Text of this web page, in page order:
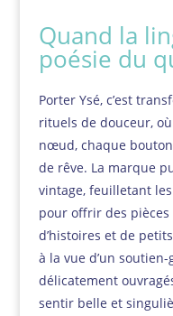
Quand la
poésie du
Porter Ysé, c’est
rituels de douceur,
nœud, chaque
de rêve. La marque
vintage, feuilletant
pour offrir des
d’histoires et de
à la vue d’un
délicatement
sentir belle et